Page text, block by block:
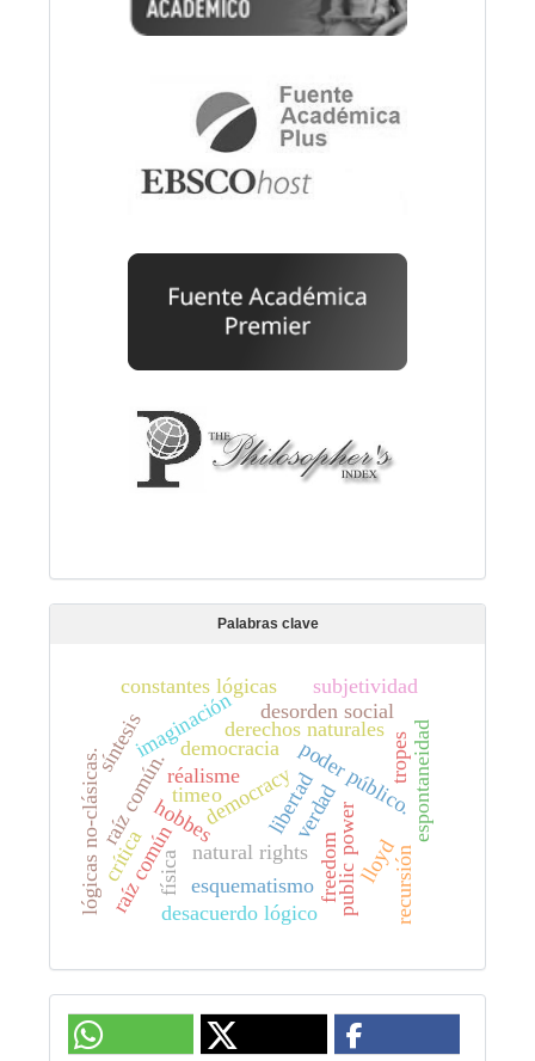
Palabras clave
democracy
democracia
freedom
derechos naturales
hobbes libertad
natural rights
poder público.
public power
imaginación
raíz común. espontaneidad
síntesis
esquematismo
raíz común lloyd
desorden social
timeo
física
tropes
réalisme
desacuerdo lógico
lógicas no-clásicas.
constantes lógicas
recursión
verdad
subjetividad
crítica